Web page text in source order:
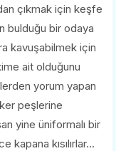
çıkmak için keşfe
bulduğu bir odaya
kavuşabilmek için
ait olduğunu
yorum yapan
peşlerine
yine üniformalı bir
kapana kısılırlar...